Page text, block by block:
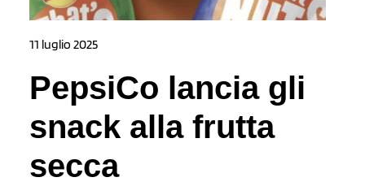
11 luglio 2025
PepsiCo lancia gli
snack alla frutta
secca